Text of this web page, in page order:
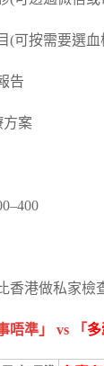
(可按需要選血
告
方案
香港做私家檢
唔準」 vs 「